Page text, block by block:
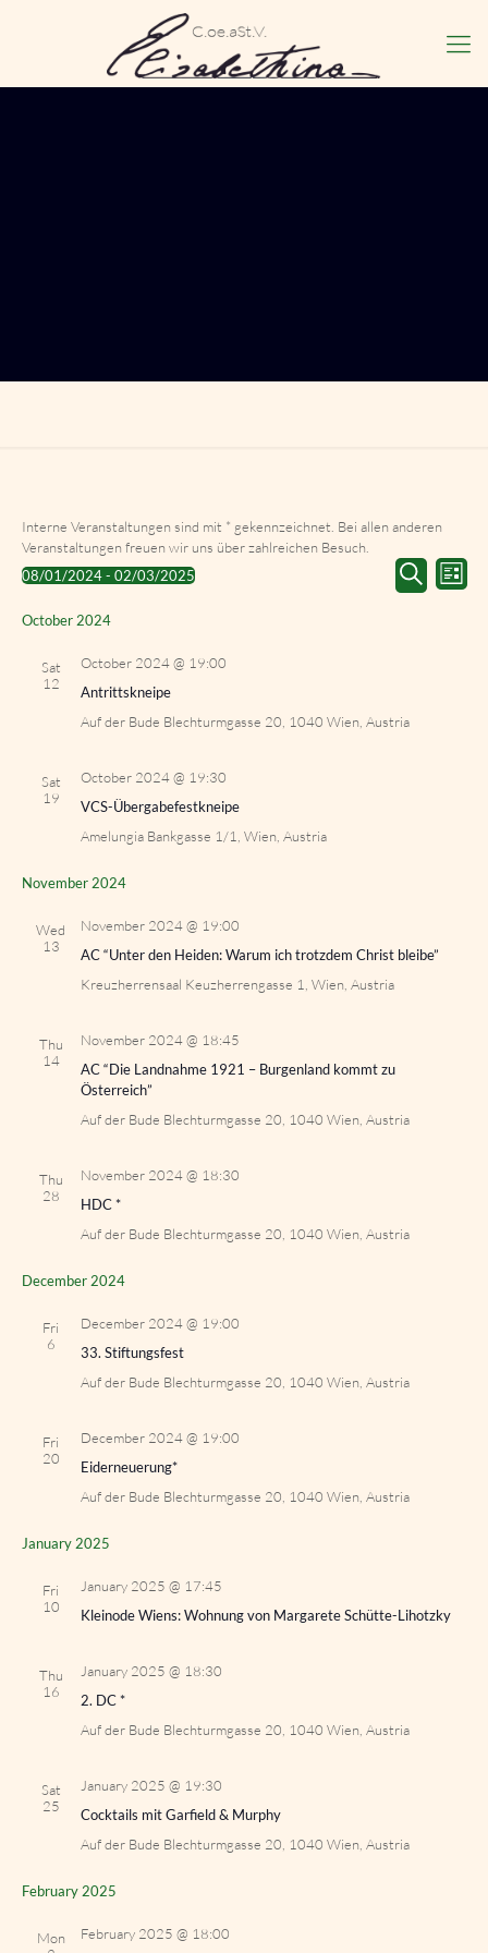
Interne Veranstaltungen sind mit * gekennzeichnet. Bei allen anderen
Veranstaltungen freuen wir uns über zahlreichen Besuch.
Events
Search
Search
Event
Views
List
08/01/2024 - 02/03/2025
date.
October 2024
Sat
12
October 2024 @ 19:00
Antrittskneipe
Auf der Bude Blechturmgasse 20, 1040 Wien, Austria
Sat
19
October 2024 @ 19:30
VCS-Übergabefestkneipe
Amelungia Bankgasse 1/1, Wien, Austria
November 2024
Wed
13
November 2024 @ 19:00
AC “Unter den Heiden: Warum ich trotzdem Christ bleibe”
Kreuzherrensaal Keuzherrengasse 1, Wien, Austria
Thu
14
November 2024 @ 18:45
AC “Die Landnahme 1921 – Burgenland kommt zu
Österreich”
Auf der Bude Blechturmgasse 20, 1040 Wien, Austria
Thu
28
November 2024 @ 18:30
HDC *
Auf der Bude Blechturmgasse 20, 1040 Wien, Austria
December 2024
Fri
6
December 2024 @ 19:00
33. Stiftungsfest
Auf der Bude Blechturmgasse 20, 1040 Wien, Austria
Fri
20
December 2024 @ 19:00
Eiderneuerung*
Auf der Bude Blechturmgasse 20, 1040 Wien, Austria
January 2025
Fri
10
January 2025 @ 17:45
Kleinode Wiens: Wohnung von Margarete Schütte-Lihotzky
Thu
16
January 2025 @ 18:30
2. DC *
Auf der Bude Blechturmgasse 20, 1040 Wien, Austria
Sat
25
January 2025 @ 19:30
Cocktails mit Garfield & Murphy
Auf der Bude Blechturmgasse 20, 1040 Wien, Austria
February 2025
Mon
February 2025 @ 18:00